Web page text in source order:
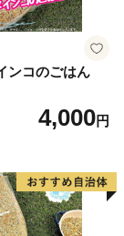
ンコのごはん
4,000円